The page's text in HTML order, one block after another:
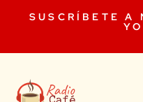
SUSCRÍBETE A